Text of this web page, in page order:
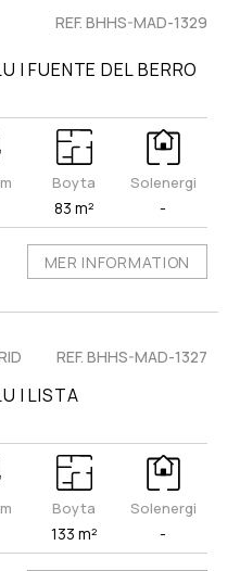
REF. BHHS-MAD-1329
I FUENTE DEL BERRO
Boyta
83 m²
Solenergi
-
MER INFORMATION
REF. BHHS-MAD-1327
I LISTA
Boyta
133 m²
Solenergi
-